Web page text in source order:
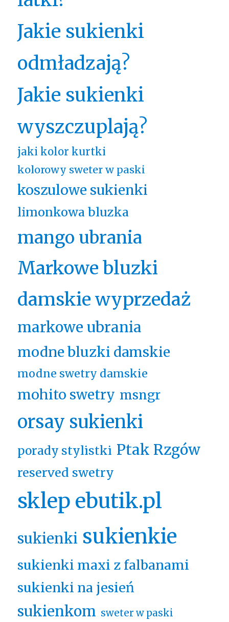
Jakie sukienki
odmładzają?
Jakie sukienki
wyszczuplają?
jaki kolor kurtki
kolorowy sweter w paski
koszulowe sukienki
limonkowa bluzka
mango ubrania
Markowe bluzki
damskie wyprzedaż
markowe ubrania
modne bluzki damskie
modne swetry damskie
mohito swetry msngr
orsay sukienki
porady stylistki Ptak Rzgów
reserved swetry
sklep ebutik.pl
sukienki sukienkie
sukienki maxi z falbanami
sukienki na jesień
sukienkom sweter w paski